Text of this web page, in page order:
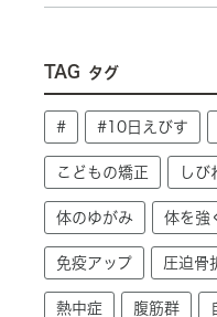
TAG タグ
# #10日えびす
こどもの矯正 しび
体のゆがみ 体を強
免疫アップ 圧迫骨
熱中症 腹筋群